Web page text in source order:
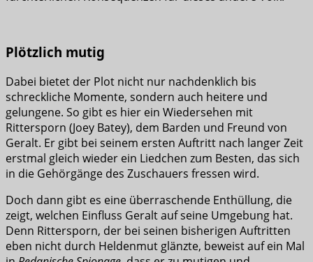
Plötzlich mutig
Dabei bietet der Plot nicht nur nachdenklich bis
schreckliche Momente, sondern auch heitere und
gelungene. So gibt es hier ein Wiedersehen mit
Rittersporn (Joey Batey), dem Barden und Freund von
Geralt. Er gibt bei seinem ersten Auftritt nach langer Zeit
erstmal gleich wieder ein Liedchen zum Besten, das sich
in die Gehörgänge des Zuschauers fressen wird.
Doch dann gibt es eine überraschende Enthüllung, die
zeigt, welchen Einfluss Geralt auf seine Umgebung hat.
Denn Rittersporn, der bei seinen bisherigen Auftritten
eben nicht durch Heldenmut glänzte, beweist auf ein Mal